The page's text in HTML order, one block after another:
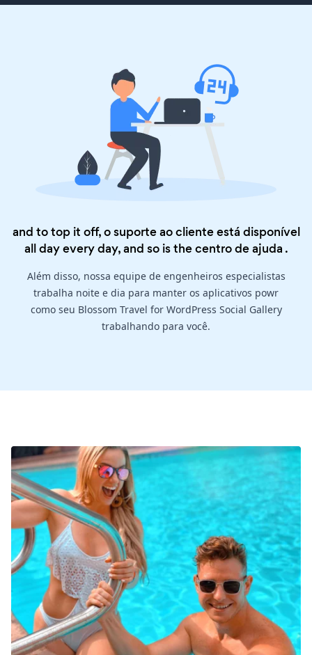
and to top it off, o suporte ao cliente está disponível
all day every day, and so is thecentro de ajuda .
Além disso, nossa equipe de engenheiros especialistas
trabalha noite e dia para manter os aplicativos powr
como seu Blossom Travel for WordPress Social Gallery
trabalhando para você.